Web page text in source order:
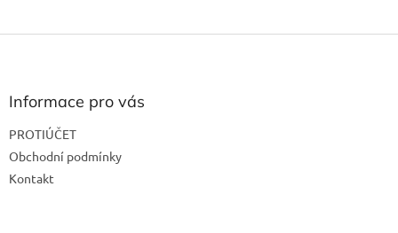
Z
Informace pro vás
PROTIÚČET
Obchodní podmínky
Kontakt